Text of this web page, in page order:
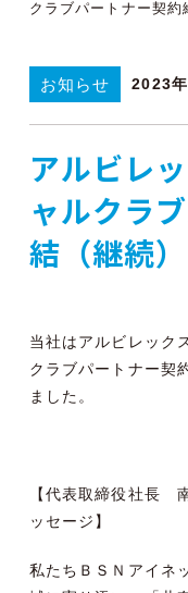
クラブパートナー契約
お知らせ 2023
アルビレ
ャルクラ
結（継続
当社はアルビレック
クラブパートナー契
ました。
【代表取締役社長
ッセージ】
私たちＢＳＮアイネ